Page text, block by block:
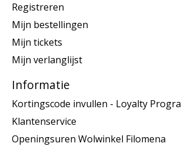
Registreren
Mijn bestellingen
Mijn tickets
Mijn verlanglijst
Informatie
Kortingscode invullen - Loyalty
Klantenservice
Openingsuren Wolwinkel Filomena